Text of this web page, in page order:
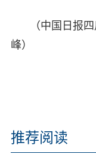
（中国日报
峰）
推荐阅读